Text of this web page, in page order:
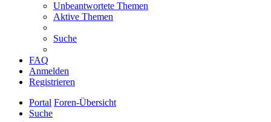
Unbeantwortete Themen
Aktive Themen
Suche
FAQ
Anmelden
Registrieren
Portal Foren-Übersicht
Suche